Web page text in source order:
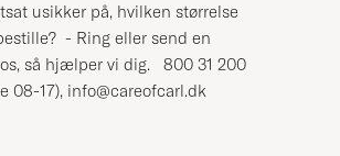
usikker på, hvilken størrelse
- Ring eller send en
så hjælper vi dig. 800 31 200
08-17), info@careofcarl.dk